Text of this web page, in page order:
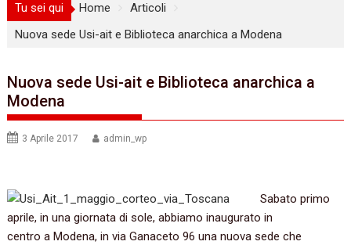
Tu sei qui Home
Articoli
Nuova sede Usi-ait e Biblioteca anarchica a Modena
Nuova sede Usi-ait e Biblioteca anarchica a
Modena
3 Aprile 2017 admin_wp
Sabato primo
aprile, in una giornata di sole, abbiamo inaugurato in
centro a Modena, in via Ganaceto 96 una nuova sede che